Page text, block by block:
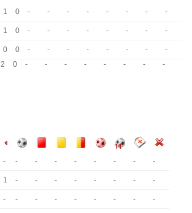
1 0 - - - - - - - -
1 0 - - - - - - - -
0 0 - - - - - - -
-
2 0 - - - - - - - -
- - - - - - - - -
1 - - - - - - - -
- - - - - - - - -